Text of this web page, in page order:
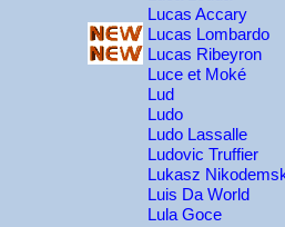
Lucas Accary
Lucas Lombardo
Lucas Ribeyron
Luce et Moké
Lud
Ludo
Ludo Lassalle
Ludovic Truffier
Lukasz
Luis Da World
Lula Goce